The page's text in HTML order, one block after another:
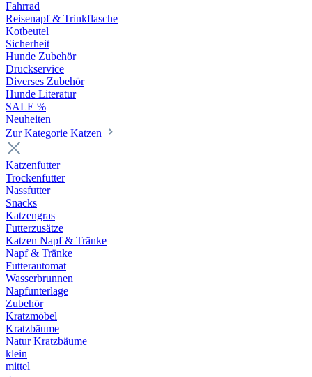
Fahrrad
Reisenapf & Trinkflasche
Kotbeutel
Sicherheit
Hunde Zubehör
Druckservice
Diverses Zubehör
Hunde Literatur
SALE %
Neuheiten
Zur Kategorie Katzen
Katzenfutter
Trockenfutter
Nassfutter
Snacks
Katzengras
Futterzusätze
Katzen Napf & Tränke
Napf & Tränke
Futterautomat
Wasserbrunnen
Napfunterlage
Zubehör
Kratzmöbel
Kratzbäume
Natur Kratzbäume
klein
mittel